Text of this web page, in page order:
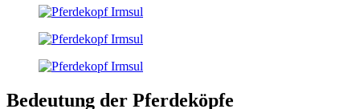
Bedeutung der Pferdeköpfe